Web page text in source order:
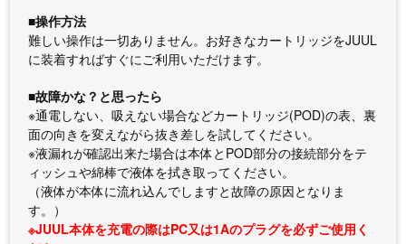
■操作方法
難しい操作は一切ありません。お好きなカートリッジをJUUL
に装着すればすぐにご利用いただけます。
■故障かな？と思ったら
※通電しない、吸えない場合などカートリッジ(POD)の表、裏
面の向きを変えながら抜き差しを試してください。
※液漏れが確認出来た場合は本体とPOD部分の接続部分をテ
ィッシュや綿棒で液体を拭き取ってください。
（液体が本体に流れ込んでしますと故障の原因となりま
す。）
※JUUL本体を充電の際はPC又は1Aのプラグを必ずご使用く